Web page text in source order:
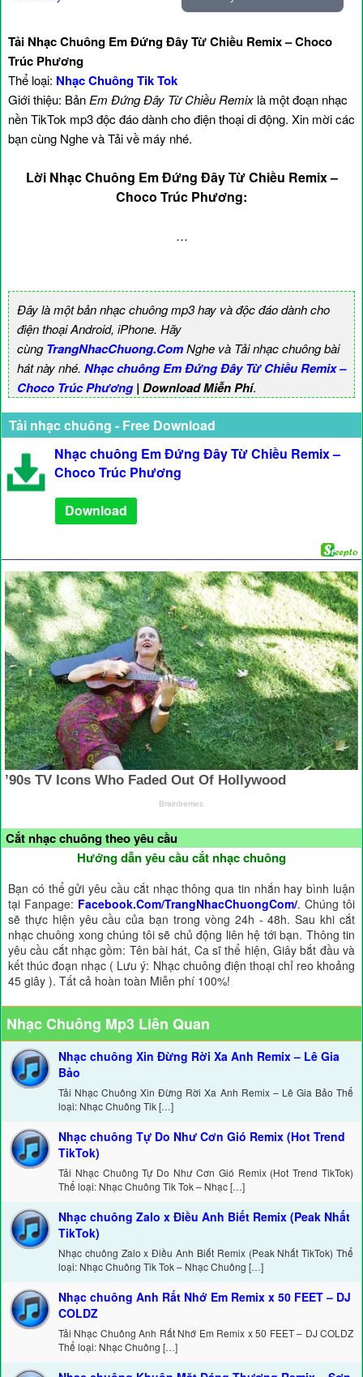
Tải Nhạc Chuông Em Đứng Đây Từ Chiều Remix – Choco
Trúc Phương
Thể loại: Nhạc Chuông Tik Tok
Giới thiệu: Bản Em Đứng Đây Từ Chiều Remix là một đoạn nhạc
nền TikTok mp3 độc đáo dành cho điện thoại di động. Xin mời các
bạn cùng Nghe và Tải về máy nhé.
Lời Nhạc Chuông Em Đứng Đây Từ Chiều Remix –
Choco Trúc Phương:
…
Đây là một bản nhạc chuông mp3 hay và độc đáo dành cho
điện thoại Android, iPhone. Hãy
cùngTrangNhacChuong.ComNghe và Tải nhạc chuông bài
hát này nhé. Nhạc chuông Em Đứng Đây Từ Chiều Remix –
Choco Trúc Phương| Download Miễn Phí.
Tải nhạc chuông - Free Download
Nhạc chuông Em Đứng Đây Từ Chiều Remix –
Choco Trúc Phương
Download
Cắt nhạc chuông theo yêu cầu
Hướng dẫn yêu cầu cắt nhạc chuông
Bạn có thể gửi yêu cầu cắt nhạc thông qua tin nhắn hay bình luận
tại Fanpage: Facebook.Com/TrangNhacChuongCom/. Chúng tôi
sẽ thực hiện yêu cầu của bạn trong vòng 24h - 48h. Sau khi cắt
nhạc chuông xong chúng tôi sẽ chủ động liên hệ tới bạn. Thông tin
yêu cầu cắt nhạc gồm: Tên bài hát, Ca sĩ thể hiện, Giây bắt đầu và
kết thúc đoạn nhạc ( Lưu ý: Nhạc chuông điện thoại chỉ reo khoảng
45 giây ). Tất cả hoàn toàn Miễn phí 100%!
Nhạc Chuông Mp3 Liên Quan
Nhạc chuông Xin Đừng Rời Xa Anh Remix – Lê Gia
Bảo
Tải Nhạc Chuông Xin Đừng Rời Xa Anh Remix – Lê Gia Bảo Thể
loại: Nhạc Chuông Tik […]
Nhạc chuông Tự Do Như Cơn Gió Remix (Hot Trend
TikTok)
Tải Nhạc Chuông Tự Do Như Cơn Gió Remix (Hot Trend TikTok)
Thể loại: Nhạc Chuông Tik Tok – Nhạc […]
Nhạc chuông Zalo x Điều Anh Biết Remix (Peak Nhất
TikTok)
Nhạc chuông Zalo x Điều Anh Biết Remix (Peak Nhất TikTok) Thể
loại: Nhạc Chuông Tik Tok – Nhạc Chuông […]
Nhạc chuông Anh Rất Nhớ Em Remix x 50 FEET – DJ
COLDZ
Tải Nhạc Chuông Anh Rất Nhớ Em Remix x 50 FEET – DJ COLDZ
Thể loại: Nhạc Chuông […]